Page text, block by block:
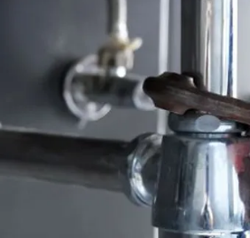
Calle Suspiros 10, 11204, Algeciras, Cádiz
VISITAR WEB CÓMO LLEGAR
Llamar ahora